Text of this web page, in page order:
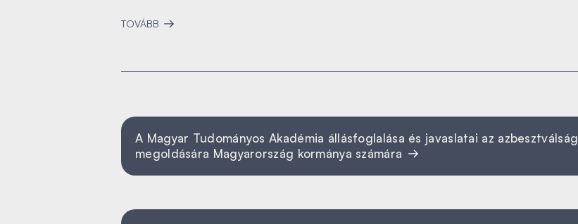
TOVÁBB
A Magyar Tudományos Akadémia állásfoglalása és javaslatai az azbesztválság
megoldására Magyarország kormánya számára